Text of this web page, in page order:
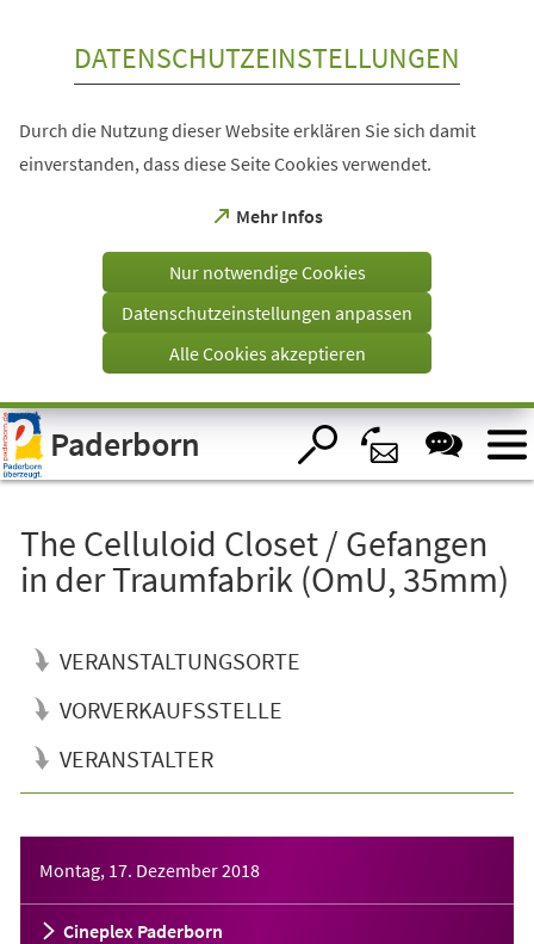
Visuelle
Assistenzsoftware
öffnen.
DATENSCHUTZEINSTELLUNGEN
Durch die Nutzung dieser Website erklären Sie sich damit
einverstanden, dass diese Seite Cookies verwendet.
Mehr Infos
(Öffnet
einem
Tab)
Nur notwendige Cookies
Datenschutzeinstellungen anpassen
Alle Cookies akzeptieren
Paderborn
The Celluloid Closet / Gefangen
in der Traumfabrik (OmU, 35mm)
VERANSTALTUNGSORTE
VORVERKAUFSSTELLE
VERANSTALTER
Montag, 17. Dezember 2018
Cineplex Paderborn